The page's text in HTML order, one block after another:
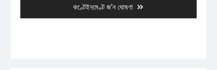
কণ্টেইনমেণ্ট জ’ন ঘোষণা